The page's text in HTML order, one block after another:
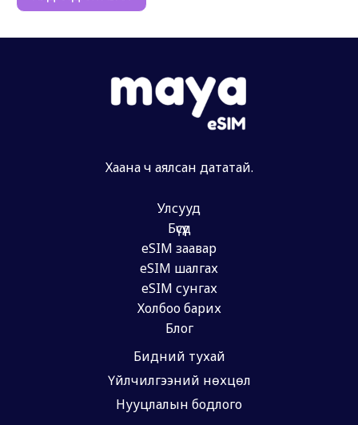
Хаана ч аялсан дататай.
Улсууд
Бүсүүд
eSIM заавар
eSIM шалгах
eSIM сунгах
Холбоо барих
Блог
Бидний тухай
Үйлчилгээний нөхцөл
Нууцлалын бодлого